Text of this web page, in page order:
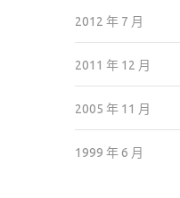
2012 年 7 月
2011 年 12 月
2005 年 11 月
1999 年 6 月